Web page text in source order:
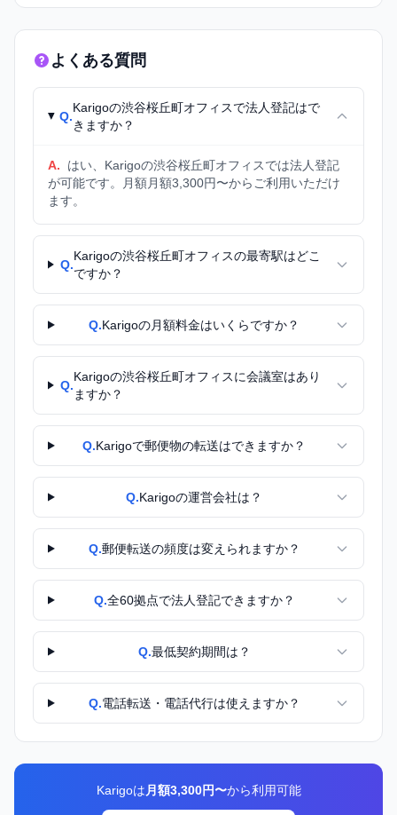
よくある質問
Q.
Karigoの渋谷桜丘町オフィスで法人登記はで
きますか？
A.
はい、Karigoの渋谷桜丘町オフィスでは法人登記
が可能です。月額月額3,300円〜からご利用いただけ
ます。
Q.
Karigoの渋谷桜丘町オフィスの最寄駅はどこ
ですか？
Q.Karigoの月額料金はいくらですか？
Q.
Karigoの渋谷桜丘町オフィスに会議室はあり
ますか？
Q.Karigoで郵便物の転送はできますか？
Q.Karigoの運営会社は？
Q.郵便転送の頻度は変えられますか？
Q.全60拠点で法人登記できますか？
Q.最低契約期間は？
Q.電話転送・電話代行は使えますか？
Karigoは 月額3,300円〜から利用可能